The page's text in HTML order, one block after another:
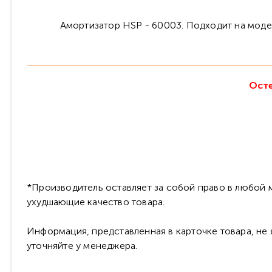
Амортизатор HSP - 60003. Подходит на
*Производитель оставляет за собой право в любой
ухудшающие качество товара.
Информация, представленная в карточке товара,
уточняйте у менеджера.